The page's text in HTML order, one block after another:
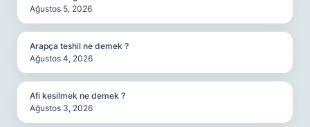
Ağustos 5, 2026
Arapça teshil ne demek ?
Ağustos 4, 2026
Afi kesilmek ne demek ?
Ağustos 3, 2026